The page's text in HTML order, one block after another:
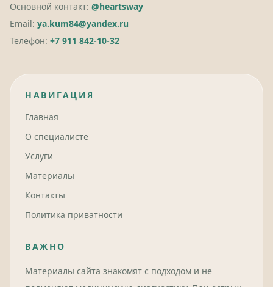
Основной контакт: @heartsway
Email: ya.kum84@yandex.ru
Телефон: +7 911 842-10-32
НАВИГАЦИЯ
Главная
О специалисте
Услуги
Материалы
Контакты
Политика приватности
ВАЖНО
Материалы сайта знакомят с подходом и не